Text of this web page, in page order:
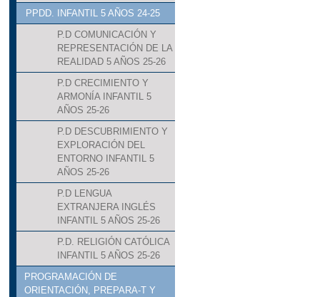
PPDD. INFANTIL 5 AÑOS 24-25
P.D COMUNICACIÓN Y
REPRESENTACIÓN DE LA
REALIDAD 5 AÑOS 25-26
P.D CRECIMIENTO Y
ARMONÍA INFANTIL 5
AÑOS 25-26
P.D DESCUBRIMIENTO Y
EXPLORACIÓN DEL
ENTORNO INFANTIL 5
AÑOS 25-26
P.D LENGUA
EXTRANJERA INGLÉS
INFANTIL 5 AÑOS 25-26
P.D. RELIGIÓN CATÓLICA
INFANTIL 5 AÑOS 25-26
PROGRAMACIÓN DE
ORIENTACIÓN, PREPARA-T Y